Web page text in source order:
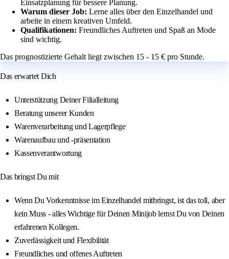
Einsatzplanung für bessere Planung.
Warum dieser Job: Lerne alles über den Einzelhandel und
arbeite in einem kreativen Umfeld.
Qualifikationen: Freundliches Auftreten und Spaß an Mode
sind wichtig.
Das prognostizierte Gehalt liegt zwischen 15 - 15 € pro Stunde.
Das erwartet Dich
Unterstützung Deiner Filialleitung
Beratung unserer Kunden
Warenverarbeitung und Lagerpflege
Warenaufbau und -präsentation
Kassenverantwortung
Das bringst Du mit
Wenn Du Vorkenntnisse im Einzelhandel mitbringst, ist das toll, aber
kein Muss - alles Wichtige für Deinen Minijob lernst Du von Deinen
erfahrenen Kollegen.
Zuverlässigkeit und Flexibilität
Freundliches und offenes Auftreten